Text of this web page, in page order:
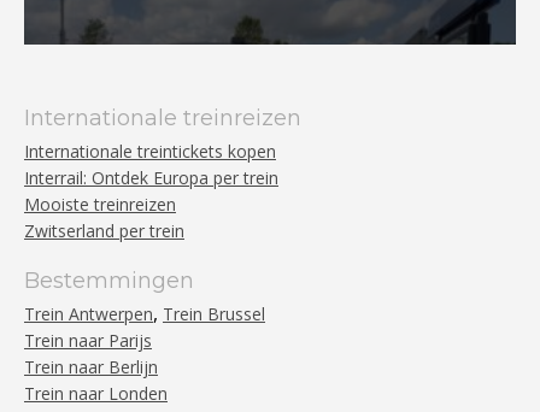
Internationale treinreizen
Internationale treintickets kopen
Interrail: Ontdek Europa per trein
Mooiste treinreizen
Zwitserland per trein
Bestemmingen
Trein Antwerpen, Trein Brussel
Trein naar Parijs
Trein naar Berlijn
Trein naar Londen